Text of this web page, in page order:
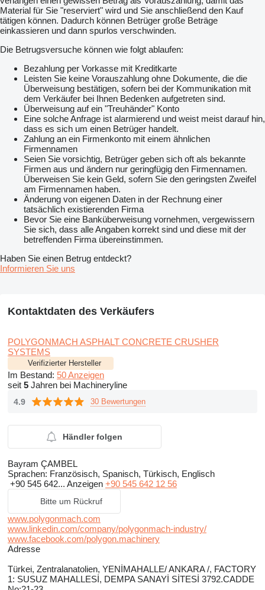
Material für Sie "reserviert" wird und Sie anschließend den Kauf
tätigen können. Dadurch können Betrüger große Beträge
einkassieren und dann spurlos verschwinden.
Die Betrugsversuche können wie folgt ablaufen:
Bezahlung per Vorkasse mit Kreditkarte
Leisten Sie keine Vorauszahlung ohne Dokumente, die die
Überweisung bestätigen, sofern bei der Kommunikation mit
dem Verkäufer bei Ihnen Bedenken aufgetreten sind.
Überweisung auf ein "Treuhänder" Konto
Eine solche Anfrage ist alarmierend und weist meist darauf hin,
dass es sich um einen Betrüger handelt.
Zahlung an ein Firmenkonto mit einem ähnlichen
Firmennamen
Seien Sie vorsichtig, Betrüger geben sich oft als bekannte
Firmen aus und ändern nur geringfügig den Firmennamen.
Überweisen Sie kein Geld, sofern Sie den geringsten Zweifel
am Firmennamen haben.
Änderung von eigenen Daten in der Rechnung einer
tatsächlich existierenden Firma
Bevor Sie eine Banküberweisung vornehmen, vergewissern
Sie sich, dass alle Angaben korrekt sind und diese mit der
betreffenden Firma übereinstimmen.
Haben Sie einen Betrug entdeckt?
Informieren Sie uns
Kontaktdaten des Verkäufers
POLYGONMACH ASPHALT CONCRETE CRUSHER
SYSTEMS
Verifizierter Hersteller
Im Bestand: 50 Anzeigen
seit 5 Jahren bei Machineryline
4.9 30 Bewertungen
Händler folgen
Bayram ÇAMBEL
Sprachen: Französisch, Spanisch, Türkisch, Englisch
+90 545 642... Anzeigen +90 545 642 12 56
Bitte um Rückruf
www.polygonmach.com
www.linkedin.com/company/polygonmach-industry/
www.facebook.com/polygon.machinery
Adresse
Türkei, Zentralanatolien, YENİMAHALLE/ ANKARA /, FACTORY
1: SUSUZ MAHALLESİ, DEMPA SANAYİ SİTESİ 3792.CADDE